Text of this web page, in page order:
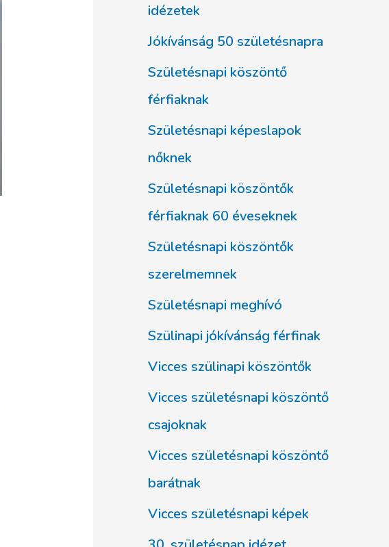
idézetek
Jókívánság 50 születésnapra
Születésnapi köszöntő
férfiaknak
Születésnapi képeslapok
nőknek
Születésnapi köszöntők
férfiaknak 60 éveseknek
Születésnapi köszöntők
szerelmemnek
Születésnapi meghívó
Szülinapi jókívánság férfinak
Vicces szülinapi köszöntők
Vicces születésnapi köszöntő
csajoknak
Vicces születésnapi köszöntő
barátnak
Vicces születésnapi képek